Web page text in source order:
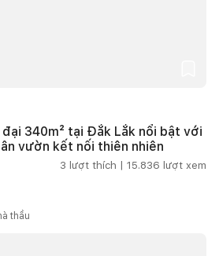
đại 340m² tại Đắk Lắk nổi bật với
vườn kết nối thiên nhiên
3 lượt thích | 15.836 lượt xem
thầu